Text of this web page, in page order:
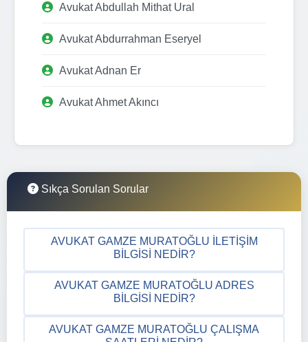
Avukat Abdullah Mithat Ural
Avukat Abdurrahman Eseryel
Avukat Adnan Er
Avukat Ahmet Akıncı
Sıkça Sorulan Sorular
AVUKAT GAMZE MURATOĞLU İLETIŞIM
BILGISI NEDIR?
AVUKAT GAMZE MURATOĞLU ADRES
BILGISI NEDIR?
AVUKAT GAMZE MURATOĞLU ÇALIŞMA